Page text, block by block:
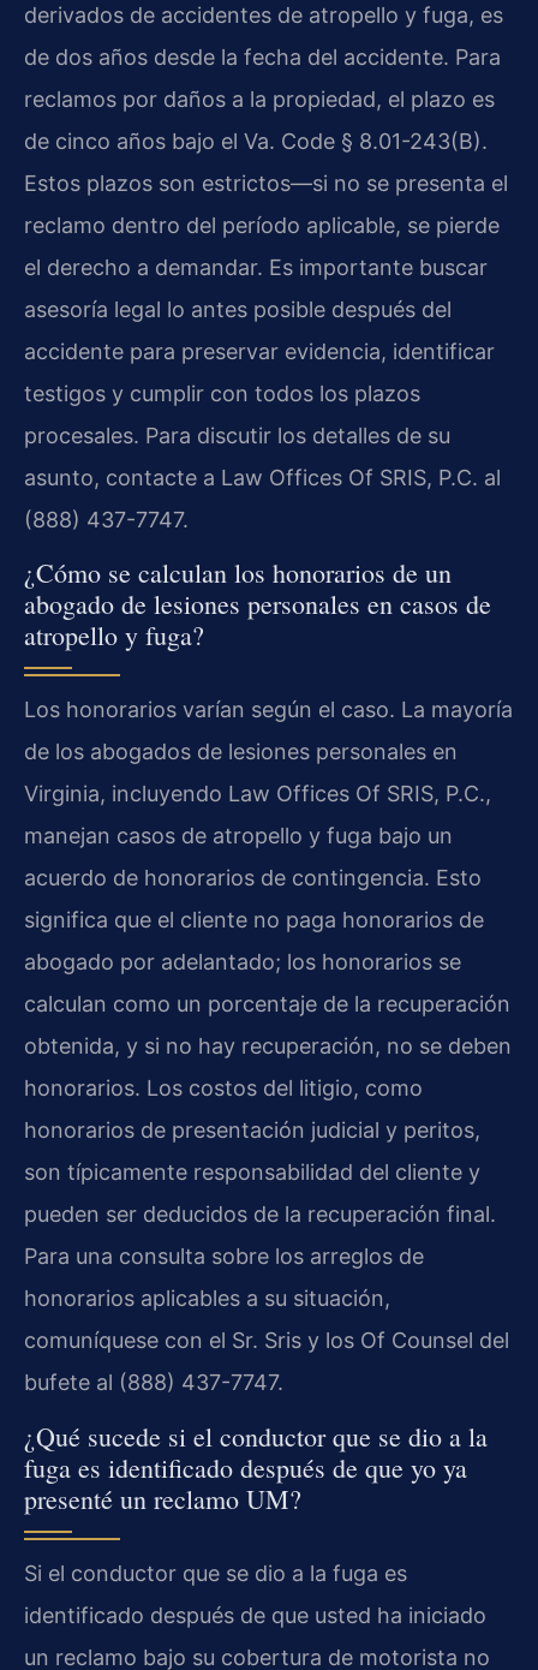
derivados de accidentes de atropello y fuga, es
de dos años desde la fecha del accidente. Para
reclamos por daños a la propiedad, el plazo es
de cinco años bajo el Va. Code § 8.01-243(B).
Estos plazos son estrictos—si no se presenta el
reclamo dentro del período aplicable, se pierde
el derecho a demandar. Es importante buscar
asesoría legal lo antes posible después del
accidente para preservar evidencia, identificar
testigos y cumplir con todos los plazos
procesales. Para discutir los detalles de su
asunto, contacte a Law Offices Of SRIS, P.C. al
(888) 437-7747.
¿Cómo se calculan los honorarios de un
abogado de lesiones personales en casos de
atropello y fuga?
Los honorarios varían según el caso. La mayoría
de los abogados de lesiones personales en
Virginia, incluyendo Law Offices Of SRIS, P.C.,
manejan casos de atropello y fuga bajo un
acuerdo de honorarios de contingencia. Esto
significa que el cliente no paga honorarios de
abogado por adelantado; los honorarios se
calculan como un porcentaje de la recuperación
obtenida, y si no hay recuperación, no se deben
honorarios. Los costos del litigio, como
honorarios de presentación judicial y peritos,
son típicamente responsabilidad del cliente y
pueden ser deducidos de la recuperación final.
Para una consulta sobre los arreglos de
honorarios aplicables a su situación,
comuníquese con el Sr. Sris y los Of Counsel del
bufete al (888) 437-7747.
¿Qué sucede si el conductor que se dio a la
fuga es identificado después de que yo ya
presenté un reclamo UM?
Si el conductor que se dio a la fuga es
identificado después de que usted ha iniciado
un reclamo bajo su cobertura de motorista no